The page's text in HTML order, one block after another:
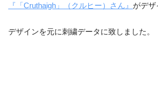
『「Cruthaigh」（クルヒー）さん』 がデザ
デザインを元に刺繍データに致しました。